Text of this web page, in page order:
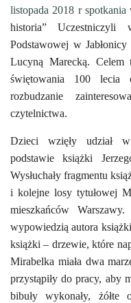
listopada 2018 r spotkania
historia”
Podstawowej w
Lucyną Marecką. Celem
świętowania 100 lecia
rozbudzanie
czytelnictwa.
Dzieci wzięły udział
podstawie książki
Wysłuchały fragmentu
i kolejne losy tytułowej
mieszkańców
wypowiedzią autora
książki – drzewie, które
Mirabelka miała dwa
przystąpiły do pracy, aby
bibuły wykonały, żółte